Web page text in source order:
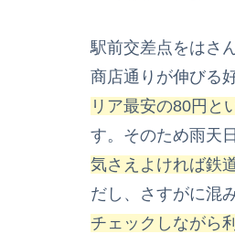
駅前交差点をはさ
商店通りが伸びる
リア最安の80円と
す。そのため雨天
気さえよければ鉄
だし、さすがに混
チェックしながら